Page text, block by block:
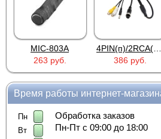
MIC-803A
263 руб.
386 руб.
Время работы интернет-
Пн
Вт
Обработка заказов
Пн-Пт с 09:00 до 18:00